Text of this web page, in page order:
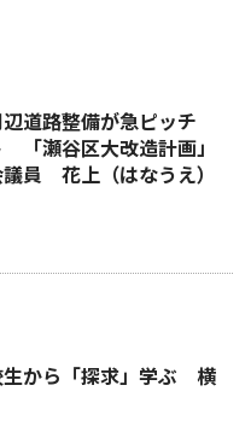
辺道路整備が急ピッチ
「瀬谷区大改造計画」
員 花上（はなうえ）
から「探求」学ぶ 横